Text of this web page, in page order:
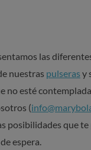
las
nuestras pulseras y
no esté
(
posibilidades que
espera.